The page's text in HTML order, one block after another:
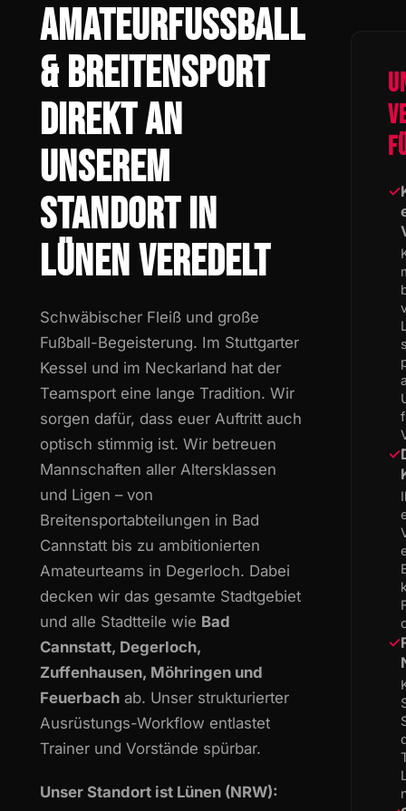
AMATEURFUSSBALL
& BREITENSPORT
DIREKT AN
UNSEREM
STANDORT IN
LÜNEN VEREDELT
Schwäbischer Fleiß und große
Fußball-Begeisterung. Im Stuttgarter
Kessel und im Neckarland hat der
Teamsport eine lange Tradition. Wir
sorgen dafür, dass euer Auftritt auch
optisch stimmig ist. Wir betreuen
Mannschaften aller Altersklassen
und Ligen – von
Breitensportabteilungen in Bad
Cannstatt bis zu ambitionierten
Amateurteams in Degerloch. Dabei
decken wir das gesamte Stadtgebiet
und alle Stadtteile wie Bad
Cannstatt, Degerloch,
Zuffenhausen, Möhringen und
Feuerbach ab. Unser strukturierter
Ausrüstungs-Workflow entlastet
Trainer und Vorstände spürbar.
Unser Standort ist Lünen (NRW):
✓
✓
✓